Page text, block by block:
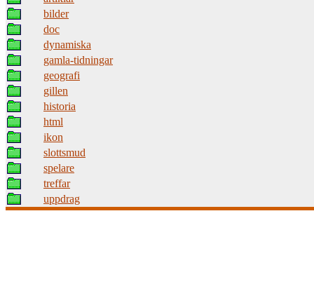
bilder
doc
dynamiska
gamla-tidningar
geografi
gillen
historia
html
ikon
slottsmud
spelare
treffar
uppdrag